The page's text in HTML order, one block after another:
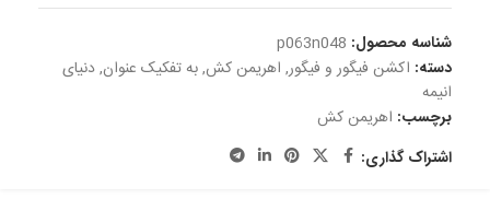
شناسه محصول: p063n048
دسته: اکشن فیگور و فیگور, اهریمن کش,به تفکیک عنوان,دنیای
انیمه
برچسب: اهریمن کش
اشتراک گذاری: